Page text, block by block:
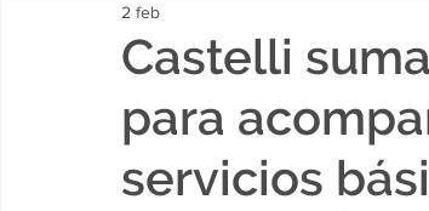
Castelli
para
servicios
2 feb